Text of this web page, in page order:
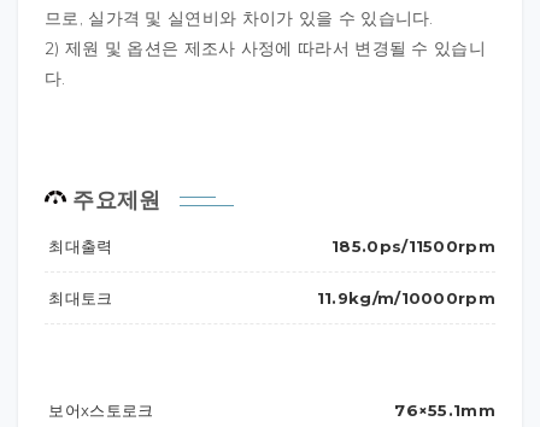
므로, 실가격 및 실연비와 차이가 있을 수 있습니다.
2) 제원 및 옵션은 제조사 사정에 따라서 변경될 수 있습니
다.
주요제원
최대출력 185.0ps/11500rpm
최대토크 11.9kg/m/10000rpm
보어x스토로크 76×55.1mm